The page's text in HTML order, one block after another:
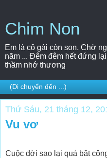
Chim Non
Em là cô gái còn son. Chờ
năm ... Đêm đêm hết đứng
thầm nhớ thương
Thứ Sáu, 21 tháng 12,
Vu vơ
Cuộc đời sao lại quá bât